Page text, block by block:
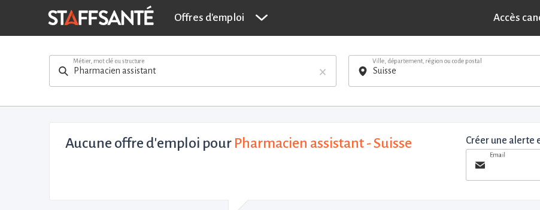
Offres d'emploi Accès
×
Métier, mot clé ou structure Ville, département, région ou code postal
Aucune offre d'emploi pour Pharmacien assistant - Suisse Créer une alerte
Email